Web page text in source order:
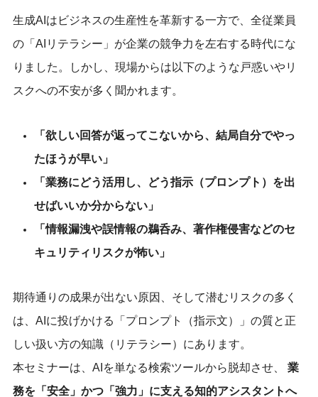
生成AIはビジネスの生産性を革新する一方で、全従業員
の「AIリテラシー」が企業の競争力を左右する時代にな
りました。しかし、現場からは以下のような戸惑いやリ
スクへの不安が多く聞かれます。
「欲しい回答が返ってこないから、結局自分でやっ
たほうが早い」
「業務にどう活用し、どう指示（プロンプト）を出
せばいいか分からない」
「情報漏洩や誤情報の鵜呑み、著作権侵害などのセ
キュリティリスクが怖い」
期待通りの成果が出ない原因、そして潜むリスクの多く
は、AIに投げかける「プロンプト（指示文）」の質と正
しい扱い方の知識（リテラシー）にあります。
本セミナーは、AIを単なる検索ツールから脱却させ、 業
務を「安全」かつ「強力」に支える知的アシスタントへ